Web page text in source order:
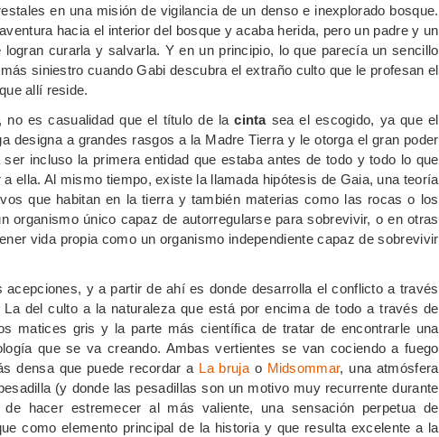
en una misión de vigilancia de un denso e inexplorado bosque.
hacia el interior del bosque y acaba herida, pero un padre y un
curarla y salvarla. Y en un principio, lo que parecía un sencillo
siniestro cuando Gabi descubra el extraño culto que le profesan el
allí reside.
no es casualidad que el título de lacintasea el escogido, ya que el
designa a grandes rasgos a la Madre Tierra y le otorga el gran poder
incluso la primera entidad que estaba antes de todo y todo lo que
ella. Al mismo tiempo, existe la llamada hipótesis de Gaia, una teoría
que habitan en la tierra y también materias como las rocas o los
organismo único capaz de autorregularse para sobrevivir, o en otras
vida propia como un organismo independiente capaz de sobrevivir
y a partir de ahí es donde desarrolla el conflicto a través
del culto a la naturaleza que está por encima de todo a través de
matices gris y la parte más científica de tratar de encontrarle una
que se va creando. Ambas vertientes se van cociendo a fuego
densa que puede recordar a La brujao Midsommar, una atmósfera
(y donde las pesadillas son un motivo muy recurrente durante
hacer estremecer al más valiente, una sensación perpetua de
como elemento principal de la historia y que resulta excelente a la